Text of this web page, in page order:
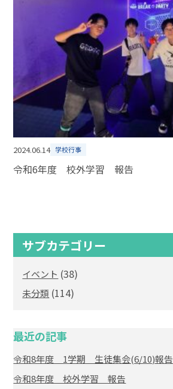
2024.06.14 学校行事
令和6年度 校外学習 報告
サブカテゴリー
イベント (38)
未分類 (114)
最近の記事
令和8年度 1学期 生徒集会(6/10)報告
令和8年度 校外学習 報告